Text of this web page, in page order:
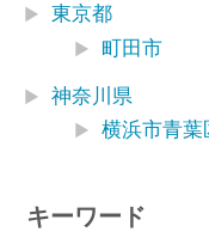
東京都
町田市
神奈川県
横浜市青葉
キーワード